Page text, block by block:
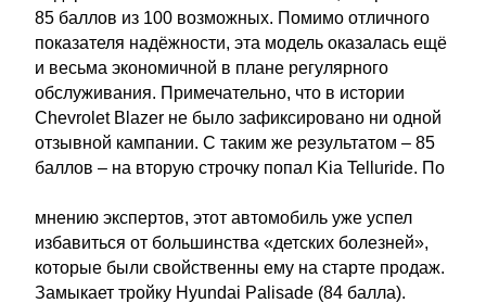
85 баллов из 100 возможных. Помимо отличного
показателя надёжности, эта модель оказалась ещё
и весьма экономичной в плане регулярного
обслуживания. Примечательно, что в истории
Chevrolet Blazer не было зафиксировано ни одной
отзывной кампании. С таким же результатом – 85
баллов – на вторую строчку попал Kia Telluride. По
мнению экспертов, этот автомобиль уже успел
избавиться от большинства «детских болезней»,
которые были свойственны ему на старте продаж.
Замыкает тройку Hyundai Palisade (84 балла).